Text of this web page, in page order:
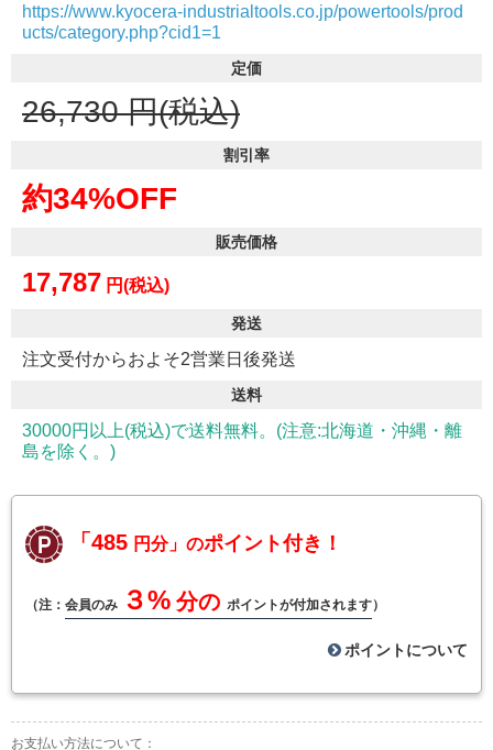
https://www.kyocera-industrialtools.co.jp/powertools/prod
ucts/category.php?cid1=1
定価
26,730 円(税込)
割引率
約34%OFF
販売価格
17,787 円(税込)
発送
注文受付からおよそ2営業日後発送
送料
30000円以上(税込)で送料無料。(注意:北海道・沖縄・離
島を除く。)
「485 円分」のポイント付き！
（注： 会員のみ ３% 分の ポイントが付加されます）
ポイントについて
お支払い方法について：